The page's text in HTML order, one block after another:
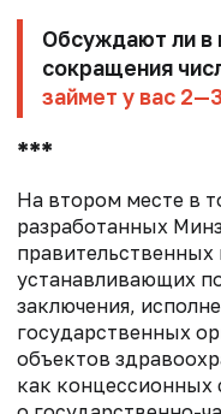
Обсуждают ли в
сокращения
займет у вас
***
На втором месте в
разработанных
правительственных
устанавливающих
заключения,
государственных
объектов
как концессионных